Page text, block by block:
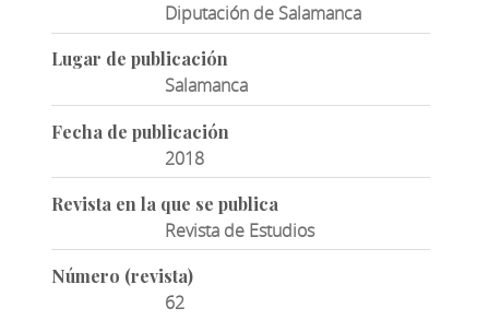
Diputación de Salamanca
Lugar de publicación
Salamanca
Fecha de publicación
2018
Revista en la que se publica
Revista de Estudios
Número (revista)
62